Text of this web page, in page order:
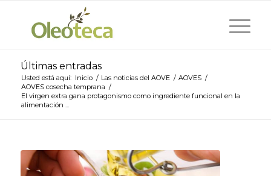
Últimas entradas
Usted está aquí: Inicio / Las noticias del AOVE / AOVES /
AOVES cosecha temprana /
El virgen extra gana protagonismo como ingrediente funcional en la
alimentación ...